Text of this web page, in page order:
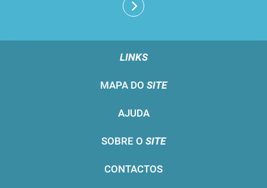
LINKS
MAPA DO SITE
AJUDA
SOBRE O SITE
CONTACTOS